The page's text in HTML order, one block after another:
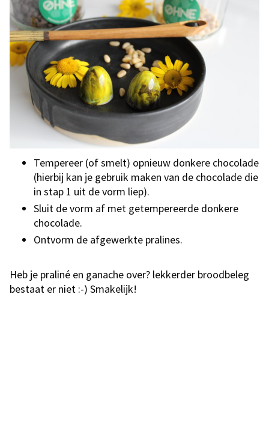
Tempereer (of smelt) opnieuw donkere chocolade
(hierbij kan je gebruik maken van de chocolade die
in stap 1 uit de vorm liep).
Sluit de vorm af met getempereerde donkere
chocolade.
Ontvorm de afgewerkte pralines.
Heb je praliné en ganache over? lekkerder broodbeleg
bestaat er niet :-) Smakelijk!